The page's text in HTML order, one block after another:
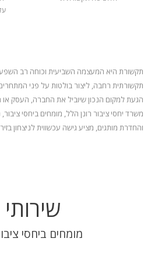
תקשורת היא המעצמה השביעית וכוחה רב
תקשורתית רחבה, ליצור בולטות על פני
הגעת למקום הנכון שיוביל את החברה, העסק
משרד יחסי ציבור רונן הלל, מומחים ביחסי ציבור,
והחדרת מותגים, מציע גישה עכשווית לניצחון
מומחים ביחסי